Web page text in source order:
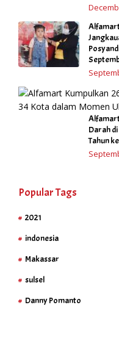
Darah
Tahun
Popular Tags
2021
indonesia
Makassar
sulsel
Danny Pomanto